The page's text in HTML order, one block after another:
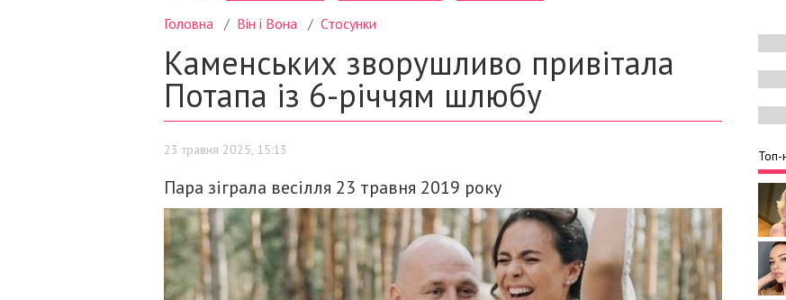
Головна Він і Вона Стосунки
Каменських зворушливо привітала
Потапа із 6-річчям шлюбу
23 травня 2025, 15:13
Пара зіграла весілля 23 травня 2019 року
Топ-